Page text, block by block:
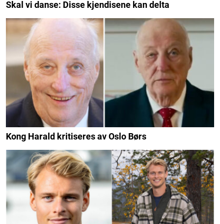
Skal vi danse: Disse kjendisene kan delta
Kong Harald kritiseres av Oslo Børs